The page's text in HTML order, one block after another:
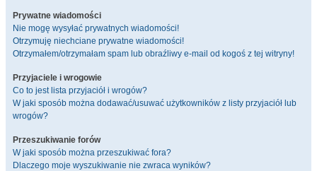
Prywatne wiadomości
Nie mogę wysyłać prywatnych wiadomości!
Otrzymuję niechciane prywatne wiadomości!
Otrzymałem/otrzymałam spam lub obraźliwy e-mail od kogoś z tej witryny!
Przyjaciele i wrogowie
Co to jest lista przyjaciół i wrogów?
W jaki sposób można dodawać/usuwać użytkowników z listy przyjaciół lub
wrogów?
Przeszukiwanie forów
W jaki sposób można przeszukiwać fora?
Dlaczego moje wyszukiwanie nie zwraca wyników?